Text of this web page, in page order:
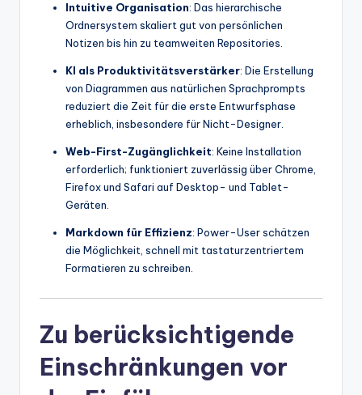
Intuitive Organisation: Das hierarchische
Ordnersystem skaliert gut von persönlichen
Notizen bis hin zu teamweiten Repositories.
KI als Produktivitätsverstärker: Die Erstellung
von Diagrammen aus natürlichen Sprachprompts
reduziert die Zeit für die erste Entwurfsphase
erheblich, insbesondere für Nicht-Designer.
Web-First-Zugänglichkeit: Keine Installation
erforderlich; funktioniert zuverlässig über Chrome,
Firefox und Safari auf Desktop- und Tablet-
Geräten.
Markdown für Effizienz: Power-User schätzen
die Möglichkeit, schnell mit tastaturzentriertem
Formatieren zu schreiben.
Zu berücksichtigende
Einschränkungen vor